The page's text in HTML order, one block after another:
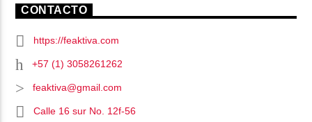
CONTACTO
https://feaktiva.com
+57 (1) 3058261262
feaktiva@gmail.com
Calle 16 sur No. 12f-56